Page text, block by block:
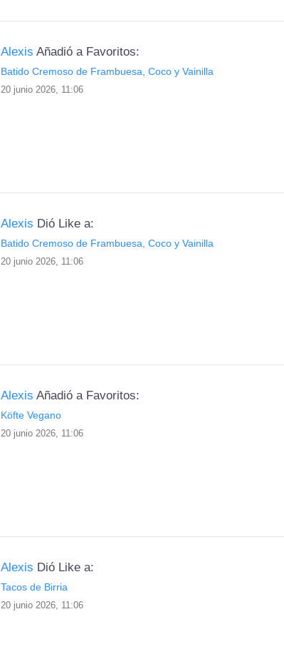
Alexis Añadió a Favoritos:
Batido Cremoso de Frambuesa, Coco y Vainilla
20 junio 2026, 11:06
Alexis Dió Like a:
Batido Cremoso de Frambuesa, Coco y Vainilla
20 junio 2026, 11:06
Alexis Añadió a Favoritos:
Köfte Vegano
20 junio 2026, 11:06
Alexis Dió Like a:
Tacos de Birria
20 junio 2026, 11:06